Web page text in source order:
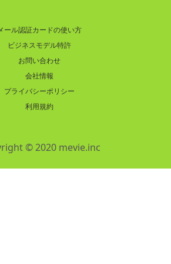
ール認証カードの使い方
ビジネスモデル特許
お問い合わせ
会社情報
プライバシーポリシー
利用規約
© 2020 mevie.inc